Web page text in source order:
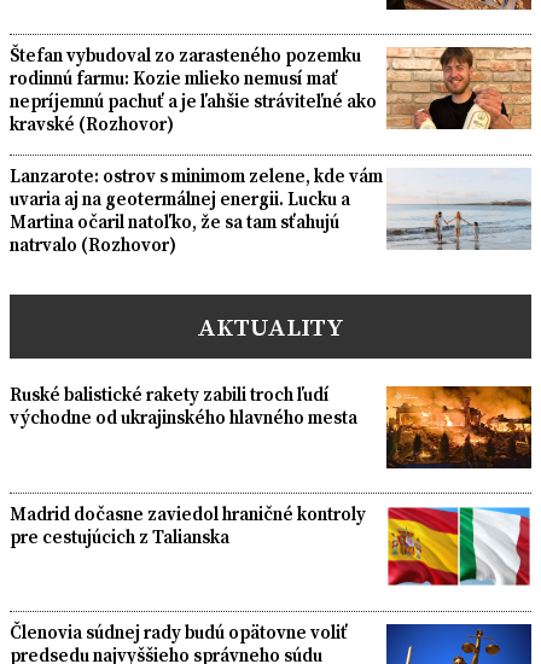
Štefan vybudoval zo zarasteného pozemku
rodinnú farmu: Kozie mlieko nemusí mať
nepríjemnú pachuť a je ľahšie stráviteľné ako
kravské (Rozhovor)
Lanzarote: ostrov s minimom zelene, kde vám
uvaria aj na geotermálnej energii. Lucku a
Martina očaril natoľko, že sa tam sťahujú
natrvalo (Rozhovor)
AKTUALITY
Ruské balistické rakety zabili troch ľudí
východne od ukrajinského hlavného mesta
Madrid dočasne zaviedol hraničné kontroly
pre cestujúcich z Talianska
Členovia súdnej rady budú opätovne voliť
predsedu najvyššieho správneho súdu